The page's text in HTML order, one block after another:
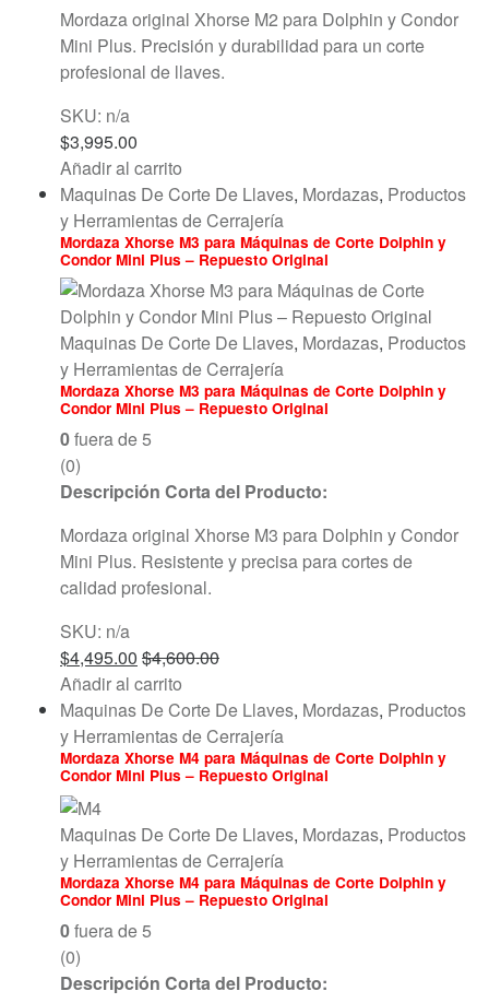
Mordaza original Xhorse M2 para Dolphin y Condor
Mini Plus. Precisión y durabilidad para un corte
profesional de llaves.
SKU: n/a
$3,995.00
Añadir al carrito
Maquinas De Corte De Llaves, Mordazas, Productos
y Herramientas de Cerrajería
Mordaza Xhorse M3 para Máquinas de Corte Dolphin y
Condor Mini Plus – Repuesto Original
Maquinas De Corte De Llaves, Mordazas, Productos
y Herramientas de Cerrajería
Mordaza Xhorse M3 para Máquinas de Corte Dolphin y
Condor Mini Plus – Repuesto Original
0fuera de 5
(0)
Descripción Corta del Producto:
Mordaza original Xhorse M3 para Dolphin y Condor
Mini Plus. Resistente y precisa para cortes de
calidad profesional.
SKU: n/a
$4,495.00 $4,600.00
Añadir al carrito
Maquinas De Corte De Llaves, Mordazas, Productos
y Herramientas de Cerrajería
Mordaza Xhorse M4 para Máquinas de Corte Dolphin y
Condor Mini Plus – Repuesto Original
Maquinas De Corte De Llaves, Mordazas, Productos
y Herramientas de Cerrajería
Mordaza Xhorse M4 para Máquinas de Corte Dolphin y
Condor Mini Plus – Repuesto Original
0fuera de 5
(0)
Descripción Corta del Producto: